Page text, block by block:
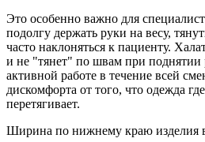
Это особенно важно для
подолгу держать руки на весу,
часто наклоняться к пациенту.
и не "тянет" по швам при поднятии
активной работе в течение всей
дискомфорта от того, что одежда
перетягивает.
Ширина по нижнему краю изделия